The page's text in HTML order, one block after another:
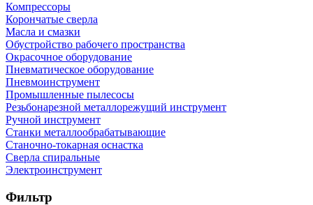
Компрессоры
Корончатые сверла
Масла и смазки
Обустройство рабочего пространства
Окрасочное оборудование
Пневматическое оборудование
Пневмоинструмент
Промышленные пылесосы
Резьбонарезной металлорежущий инструмент
Ручной инструмент
Станки металлообрабатывающие
Станочно-токарная оснастка
Сверла спиральные
Электроинструмент
Фильтр